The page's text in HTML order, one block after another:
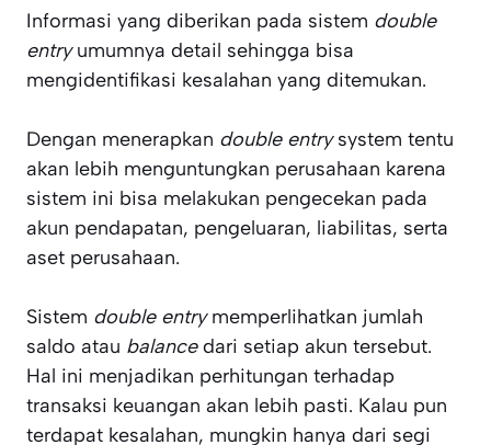
Informasi yang diberikan pada sistem double
entryumumnya detail sehingga bisa
mengidentifikasi kesalahan yang ditemukan.
Dengan menerapkan double entrysystem tentu
akan lebih menguntungkan perusahaan karena
sistem ini bisa melakukan pengecekan pada
akun pendapatan, pengeluaran, liabilitas, serta
aset perusahaan.
Sistem double entrymemperlihatkan jumlah
saldo atau balancedari setiap akun tersebut.
Hal ini menjadikan perhitungan terhadap
transaksi keuangan akan lebih pasti. Kalau pun
terdapat kesalahan, mungkin hanya dari segi